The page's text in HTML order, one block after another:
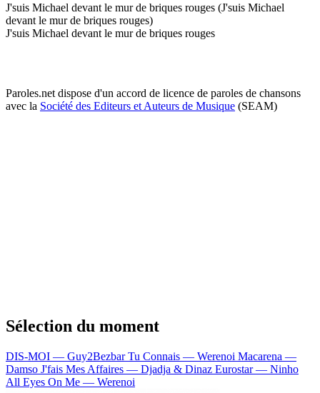
J'suis Michael devant le mur de briques rouges (J'suis Michael
devant le mur de briques rouges)
J'suis Michael devant le mur de briques rouges
Paroles.net dispose d'un accord de licence de paroles de chansons
avec la Société des Editeurs et Auteurs de Musique (SEAM)
Sélection du moment
DIS-MOI — Guy2BezbarTu Connais — Werenoi Macarena —
Damso J'fais Mes Affaires — Djadja & Dinaz Eurostar — Ninho
All Eyes On Me — Werenoi